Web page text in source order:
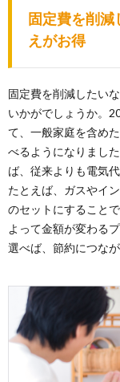
固定費を削減
えがお得
固定費を削減したい
いかがでしょうか。
て、一般家庭を含め
べるようになりまし
ば、従来よりも電気
たとえば、ガスやイ
のセットにすること
よって金額が変わる
選べば、節約につな